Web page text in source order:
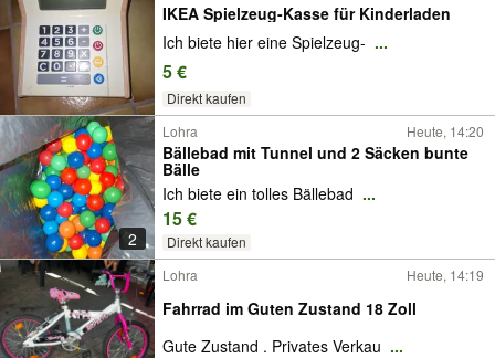
IKEA Spielzeug-Kasse für Kinderladen
Ich biete hier eine Spielzeug- ...
5 €
Direkt kaufen
2
Lohra Heute, 14:20
Bällebad mit Tunnel und 2 Säcken bunte
Bälle
Ich biete ein tolles Bällebad ...
15 €
Direkt kaufen
Lohra Heute, 14:19
Fahrrad im Guten Zustand 18 Zoll
Gute Zustand . Privates Verkau ...